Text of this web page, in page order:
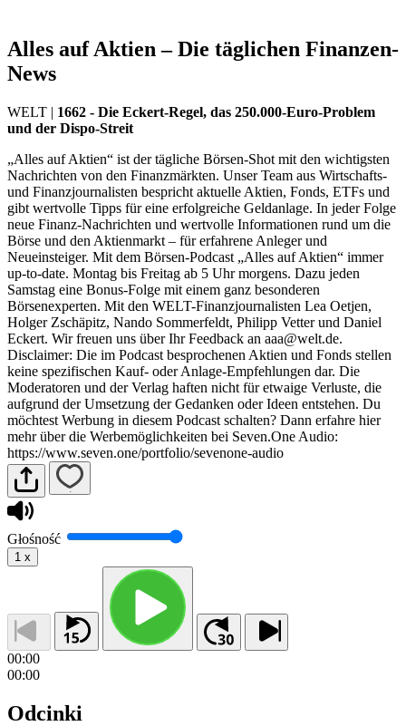
Alles auf Aktien – Die täglichen Finanzen-
News
WELT | 1662 - Die Eckert-Regel, das 250.000-Euro-Problem
und der Dispo-Streit
„Alles auf Aktien“ ist der tägliche Börsen-Shot mit den wichtigsten
Nachrichten von den Finanzmärkten. Unser Team aus Wirtschafts-
und Finanzjournalisten bespricht aktuelle Aktien, Fonds, ETFs und
gibt wertvolle Tipps für eine erfolgreiche Geldanlage. In jeder Folge
neue Finanz-Nachrichten und wertvolle Informationen rund um die
Börse und den Aktienmarkt – für erfahrene Anleger und
Neueinsteiger. Mit dem Börsen-Podcast „Alles auf Aktien“ immer
up-to-date. Montag bis Freitag ab 5 Uhr morgens. Dazu jeden
Samstag eine Bonus-Folge mit einem ganz besonderen
Börsenexperten. Mit den WELT-Finanzjournalisten Lea Oetjen,
Holger Zschäpitz, Nando Sommerfeldt, Philipp Vetter und Daniel
Eckert. Wir freuen uns über Ihr Feedback an aaa@welt.de.
Disclaimer: Die im Podcast besprochenen Aktien und Fonds stellen
keine spezifischen Kauf- oder Anlage-Empfehlungen dar. Die
Moderatoren und der Verlag haften nicht für etwaige Verluste, die
aufgrund der Umsetzung der Gedanken oder Ideen entstehen. Du
möchtest Werbung in diesem Podcast schalten? Dann erfahre hier
mehr über die Werbemöglichkeiten bei Seven.One Audio:
https://www.seven.one/portfolio/sevenone-audio
Głośność
1 x
00:00
00:00
Odcinki